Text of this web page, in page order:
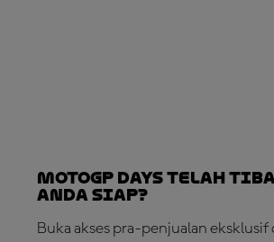
MotoGP Days Telah
Anda Siap?
Buka akses pra-penjualan eksklusif